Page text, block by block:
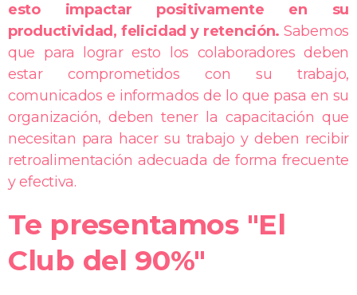
esto impactar positivamente en su
productividad, felicidad y retención. Sabemos
que para lograr esto los colaboradores deben
estar comprometidos con su trabajo,
comunicados e informados de lo que pasa en su
organización, deben tener la capacitación que
necesitan para hacer su trabajo y deben recibir
retroalimentación adecuada de forma frecuente
y efectiva.
Te presentamos "El
Club del 90%"